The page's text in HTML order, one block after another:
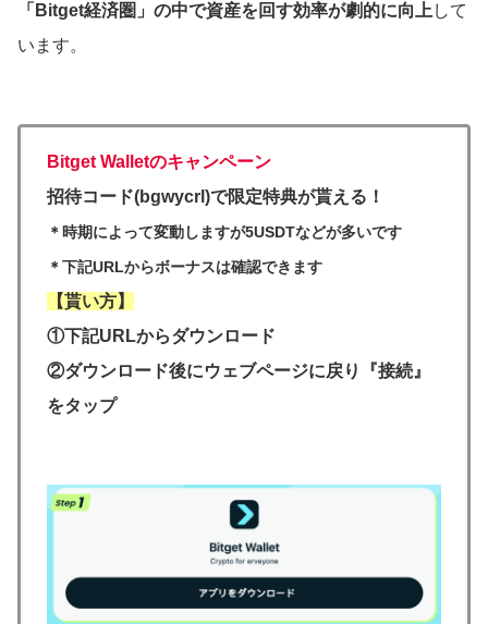
「Bitget経済圏」の中で資産を回す効率が劇的に向上 して
います。
Bitget Walletのキャンペーン
招待コード(bgwycrl)で限定特典が貰える！
＊時期によって変動しますが5USDTなどが多いです
＊下記URLからボーナスは確認できます
【貰い方】
①下記URLからダウンロード
②ダウンロード後にウェブページに戻り『接続』
をタップ